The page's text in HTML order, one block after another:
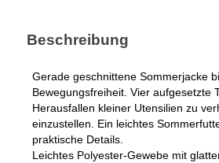
Beschreibung
Gerade geschnittene Sommerjacke
Bewegungsfreiheit. Vier aufgesetzte
Herausfallen kleiner Utensilien zu
einzustellen. Ein leichtes
praktische Details.
Leichtes Polyester-Gewebe mit